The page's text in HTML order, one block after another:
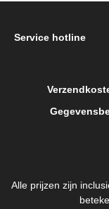
Service hotline
Alle prijzen zijn